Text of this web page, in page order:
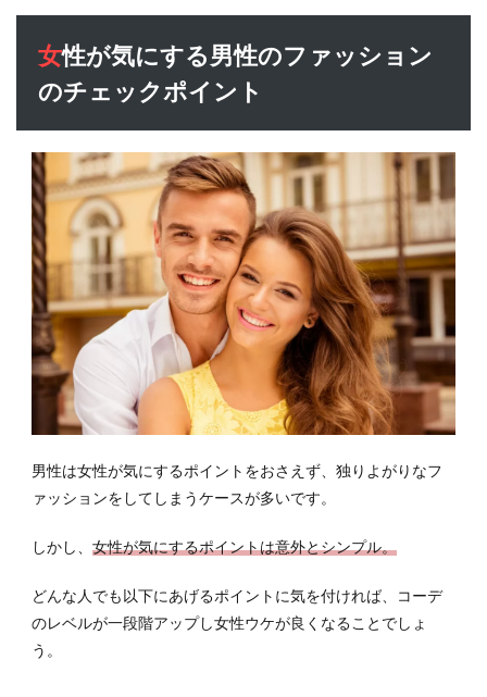
女性が気にする男性のファッション
のチェックポイント
男性は女性が気にするポイントをおさえず、独りよがりなフ
ァッションをしてしまうケースが多いです。
しかし、 女性が気にするポイントは意外とシンプル。
どんな人でも以下にあげるポイントに気を付ければ、コーデ
のレベルが一段階アップし女性ウケが良くなることでしょ
う。